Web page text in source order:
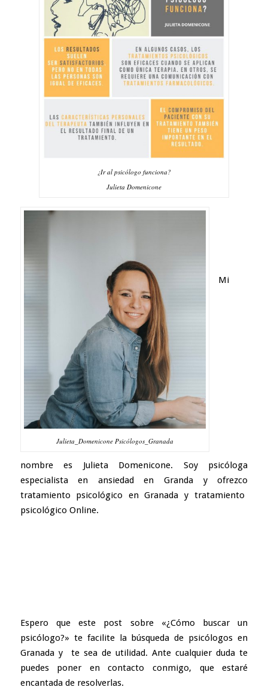
¿Ir al psicólogo funciona?
Julieta Domenicone
Julieta_Domenicone Psicólogos_Granada
Mi
nombre es Julieta Domenicone. Soy psicóloga
especialista en ansiedad en Granda y ofrezco
tratamiento psicológico en Granada y tratamiento
psicológico Online.
Espero que este post sobre «¿Cómo buscar un
psicólogo?» te facilite la búsqueda de psicólogos en
Granaday te sea de utilidad. Ante cualquier duda te
puedes poner en contacto conmigo, que estaré
encantada de resolverlas.